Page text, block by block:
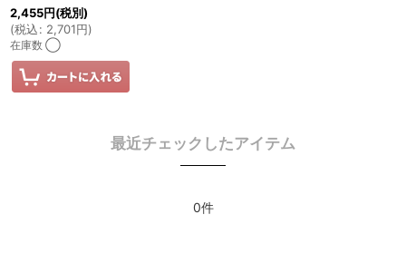
2,455円(税別)
(税込: 2,701円)
在庫数 ◯
最近チェックしたアイテム
0件